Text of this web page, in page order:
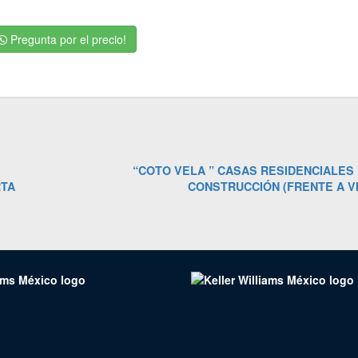
Pregunta por el precio!
Más
“COTO VELA ” CASAS RESIDENCIALES
CONSTRUCCIÓN (FRENTE A